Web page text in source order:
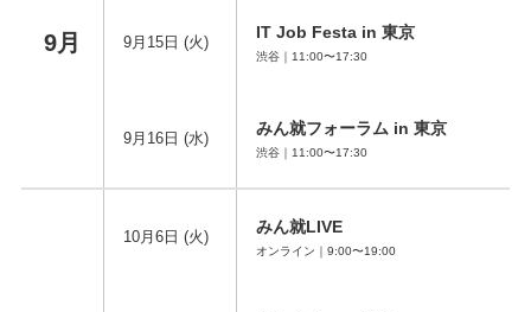
9月 9月15日 (火)
IT Job Festa in 東京
渋谷｜11:00〜17:30
9月16日 (水)
みん就フォーラム in 東京
渋谷｜11:00〜17:30
10月6日 (火)
みん就LIVE
オンライン｜9:00〜19:00